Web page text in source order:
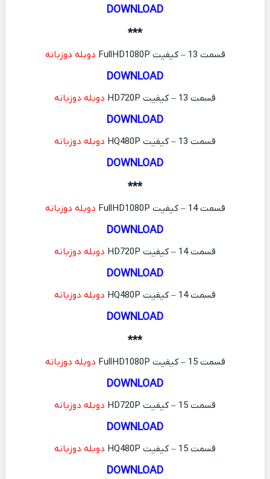
DOWNLOAD
***
قسمت 13 – کیفیت FullHD1080P دوبله دوزبانه
DOWNLOAD
قسمت 13 – کیفیت HD720P دوبله دوزبانه
DOWNLOAD
قسمت 13 – کیفیت HQ480P دوبله دوزبانه
DOWNLOAD
***
قسمت 14 – کیفیت FullHD1080P دوبله دوزبانه
DOWNLOAD
قسمت 14 – کیفیت HD720P دوبله دوزبانه
DOWNLOAD
قسمت 14 – کیفیت HQ480P دوبله دوزبانه
DOWNLOAD
***
قسمت 15 – کیفیت FullHD1080P دوبله دوزبانه
DOWNLOAD
قسمت 15 – کیفیت HD720P دوبله دوزبانه
DOWNLOAD
قسمت 15 – کیفیت HQ480P دوبله دوزبانه
DOWNLOAD